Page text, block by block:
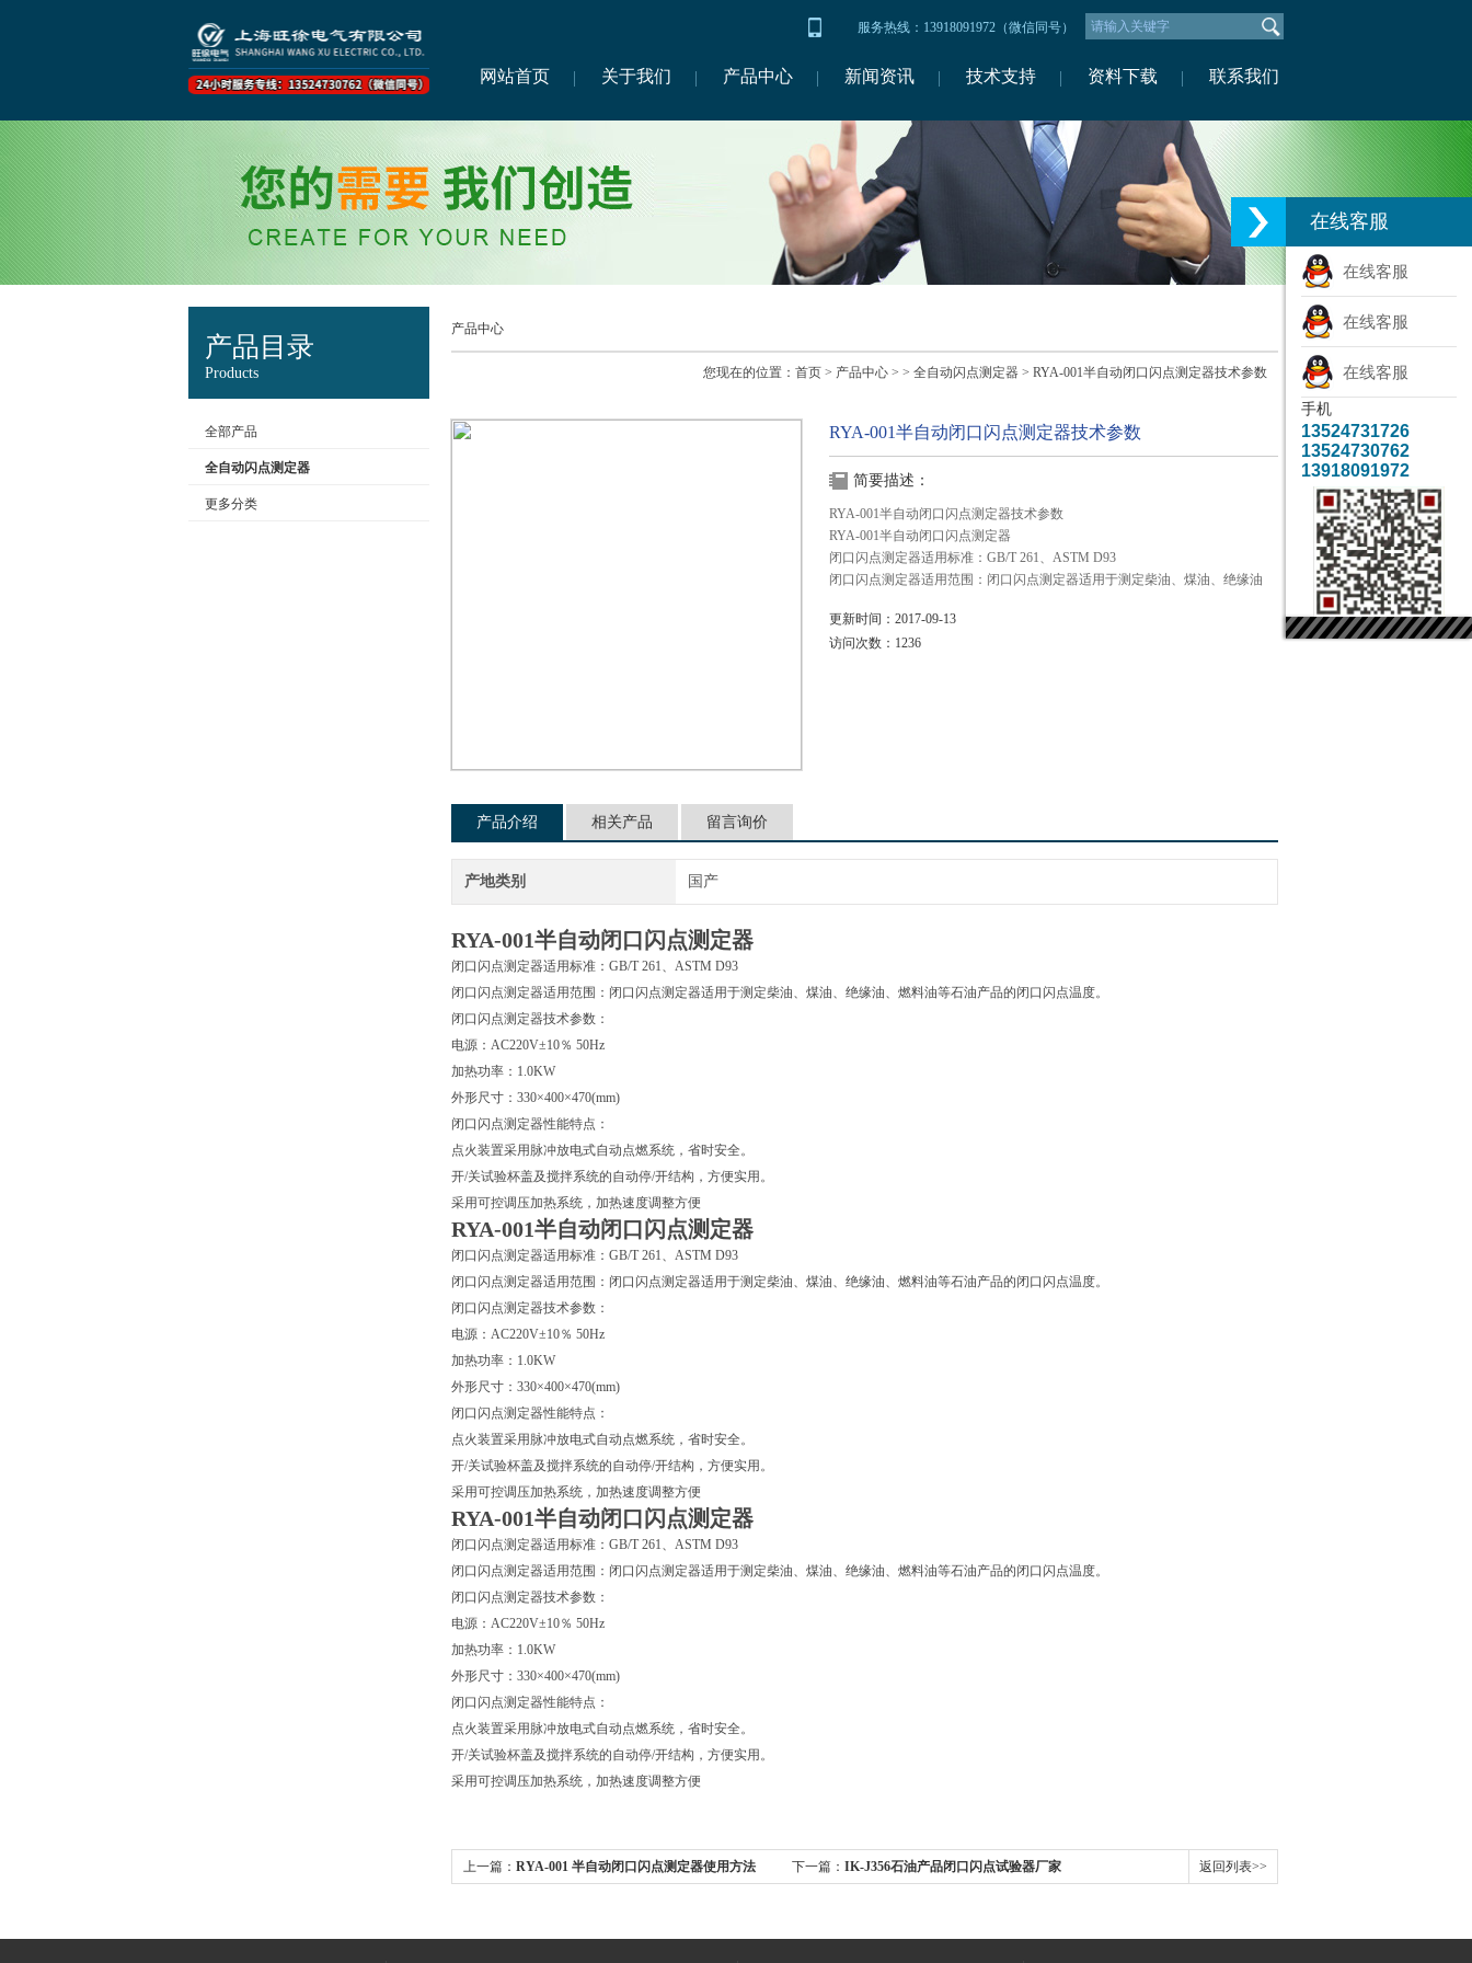
服务热线：13918091972（微信同号）
网站首页 关于我们 产品中心 新闻资讯 技术支持 资料下载 联系我们
产品目录
Products
全部产品
全自动闪点测定器
更多分类
产品中心
您现在的位置： 首页 > 产品中心 > > 全自动闪点测定器 > RYA-001半自动闭口闪点测定器技术参数
RYA-001半自动闭口闪点测定器技术参数
简要描述：
RYA-001半自动闭口闪点测定器技术参数
RYA-001半自动闭口闪点测定器
闭口闪点测定器适用标准：GB/T 261、ASTM D93
闭口闪点测定器适用范围：闭口闪点测定器适用于测定柴油、煤油、绝缘油
更新时间： 2017-09-13
访问次数： 1236
产品介绍 相关产品 留言询价
产地类别 国产
RYA-001半自动闭口闪点测定器
闭口闪点测定器适用标准：GB/T 261、ASTM D93
闭口闪点测定器适用范围：闭口闪点测定器适用于测定柴油、煤油、绝缘油、燃料油等石油产品的闭口闪点温度。
闭口闪点测定器技术参数：
电源：AC220V±10％ 50Hz
加热功率：1.0KW
外形尺寸：330×400×470(mm)
闭口闪点测定器性能特点：
点火装置采用脉冲放电式自动点燃系统，省时安全。
开/关试验杯盖及搅拌系统的自动停/开结构，方便实用。
采用可控调压加热系统，加热速度调整方便
RYA-001半自动闭口闪点测定器
闭口闪点测定器适用标准：GB/T 261、ASTM D93
闭口闪点测定器适用范围：闭口闪点测定器适用于测定柴油、煤油、绝缘油、燃料油等石油产品的闭口闪点温度。
闭口闪点测定器技术参数：
电源：AC220V±10％ 50Hz
加热功率：1.0KW
外形尺寸：330×400×470(mm)
闭口闪点测定器性能特点：
点火装置采用脉冲放电式自动点燃系统，省时安全。
开/关试验杯盖及搅拌系统的自动停/开结构，方便实用。
采用可控调压加热系统，加热速度调整方便
RYA-001半自动闭口闪点测定器
闭口闪点测定器适用标准：GB/T 261、ASTM D93
闭口闪点测定器适用范围：闭口闪点测定器适用于测定柴油、煤油、绝缘油、燃料油等石油产品的闭口闪点温度。
闭口闪点测定器技术参数：
电源：AC220V±10％ 50Hz
加热功率：1.0KW
外形尺寸：330×400×470(mm)
闭口闪点测定器性能特点：
点火装置采用脉冲放电式自动点燃系统，省时安全。
开/关试验杯盖及搅拌系统的自动停/开结构，方便实用。
采用可控调压加热系统，加热速度调整方便
上一篇： RYA-001 半自动闭口闪点测定器使用方法 下一篇： IK-J356石油产品闭口闪点试验器厂家 返回列表>>
在线客服
在线客服
在线客服
在线客服
手机
13524731726
13524730762
13918091972